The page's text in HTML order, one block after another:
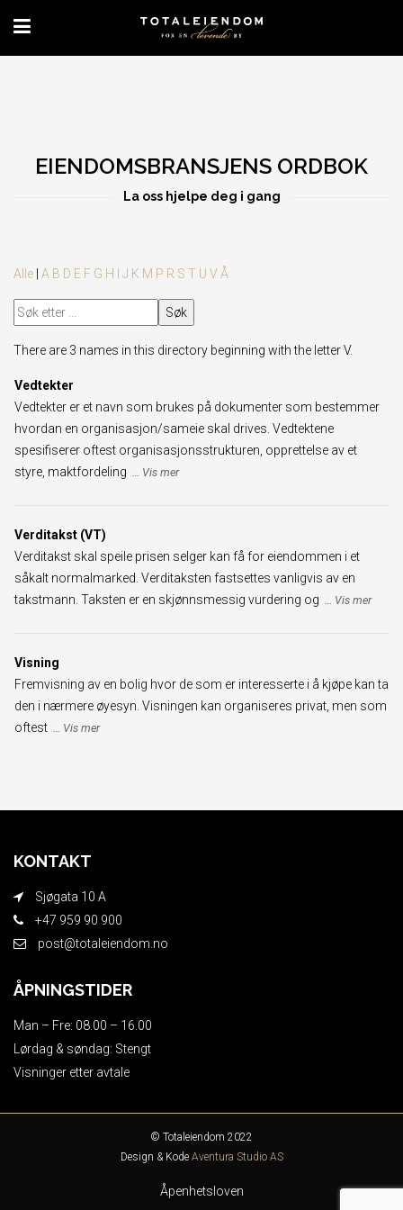
EIENDOMSBRANSJENS ORDBOK
La oss hjelpe deg i gang
Alle A B D E F G H J K M P R S T U V Å
There are 3 names in this directory beginning with the letter V.
Vedtekter
Vedtekter er et navn som brukes på dokumenter som bestemmer
hvordan en organisasjon/sameie skal drives. Vedtektene
spesifiserer oftest organisasjonsstrukturen, opprettelse av et
styre, maktfordeling
Verditakst (VT)
Verditakst skal speile prisen selger kan få for eiendommen i et
såkalt normalmarked. Verditaksten fastsettes vanligvis av en
takstmann. Taksten er en skjønnsmessig vurdering og
Visning
Fremvisning av en bolig hvor de som er interesserte i å kjøpe kan ta
den i nærmere øyesyn. Visningen kan organiseres privat, men som
oftest
KONTAKT
Sjøgata 10 A
+47 959 90 900
post@totaleiendom.no
ÅPNINGSTIDER
Man – Fre: 08.00 – 16.00
Lørdag & søndag: Stengt
Visninger etter avtale
© Totaleiendom 2022
Design & Kode Aventura Studio AS
Åpenhetsloven